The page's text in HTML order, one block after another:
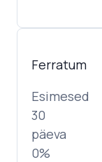
Ferratum
Esimesed
30
päeva
0%